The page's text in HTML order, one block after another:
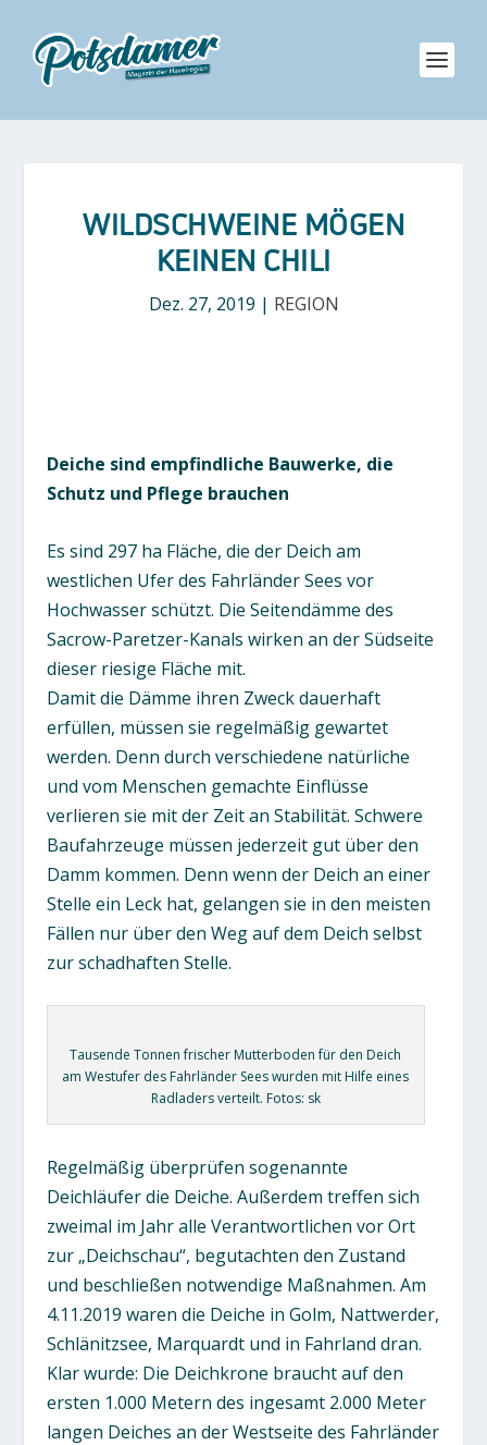
WILDSCHWEINE MÖGEN
KEINEN CHILI
Dez. 27, 2019 | REGION
Deiche sind empfindliche Bauwerke, die
Schutz und Pflege brauchen
Es sind 297 ha Fläche, die der Deich am
westlichen Ufer des Fahrländer Sees vor
Hochwasser schützt. Die Seitendämme des
Sacrow-Paretzer-Kanals wirken an der Südseite
dieser riesige Fläche mit.
Damit die Dämme ihren Zweck dauerhaft
erfüllen, müssen sie regelmäßig gewartet
werden. Denn durch verschiedene natürliche
und vom Menschen gemachte Einflüsse
verlieren sie mit der Zeit an Stabilität. Schwere
Baufahrzeuge müssen jederzeit gut über den
Damm kommen. Denn wenn der Deich an einer
Stelle ein Leck hat, gelangen sie in den meisten
Fällen nur über den Weg auf dem Deich selbst
zur schadhaften Stelle.
Tausende Tonnen frischer Mutterboden für den Deich
am Westufer des Fahrländer Sees wurden mit Hilfe eines
Radladers verteilt. Fotos: sk
Regelmäßig überprüfen sogenannte
Deichläufer die Deiche. Außerdem treffen sich
zweimal im Jahr alle Verantwortlichen vor Ort
zur „Deichschau“, begutachten den Zustand
und beschließen notwendige Maßnahmen. Am
4.11.2019 waren die Deiche in Golm, Nattwerder,
Schlänitzsee, Marquardt und in Fahrland dran.
Klar wurde: Die Deichkrone braucht auf den
ersten 1.000 Metern des ingesamt 2.000 Meter
langen Deiches an der Westseite des Fahrländer